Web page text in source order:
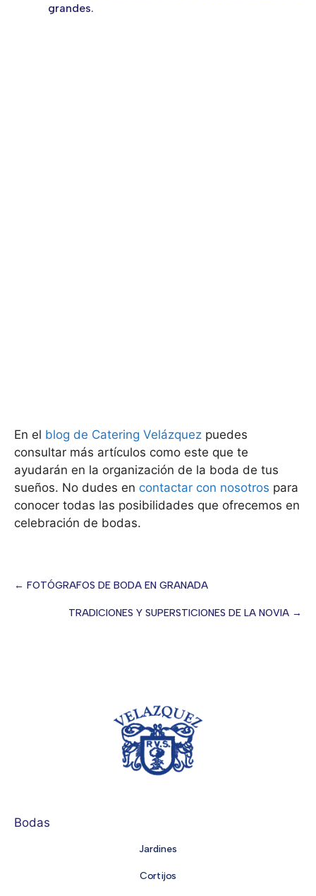
grandes.
En el blog de Catering Velázquez puedes
consultar más artículos como este que te
ayudarán en la organización de la boda de tus
sueños. No dudes en contactar con nosotros para
conocer todas las posibilidades que ofrecemos en
celebración de bodas.
← FOTÓGRAFOS DE BODA EN GRANADA
TRADICIONES Y SUPERSTICIONES DE LA NOVIA →
Bodas
Jardines
Cortijos